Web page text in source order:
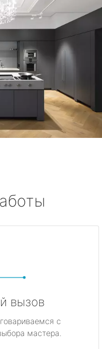
вызов
с
мастера.